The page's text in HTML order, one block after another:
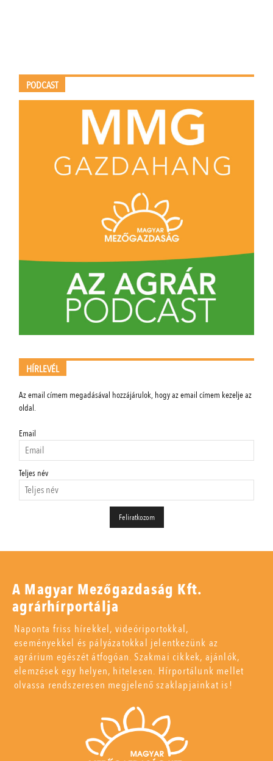
PODCAST
HÍRLEVÉL
Az email címem megadásával hozzájárulok, hogy az email címem kezelje az
oldal.
Email
Teljes név
A Magyar Mezőgazdaság Kft.
agrárhírportálja
Naponta friss hírekkel, videóriportokkal,
eseményekkel és pályázatokkal jelentkezünk az
agrárium egészét átfogóan. Szakmai cikkek, ajánlók,
elemzések egy helyen, hitelesen. Hírportálunk mellet
olvassa rendszeresen megjelenő szaklapjainkat is!